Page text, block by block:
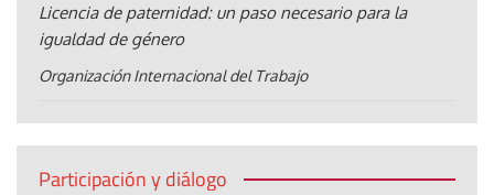
Licencia de paternidad: un paso necesario para la
igualdad de género
Organización Internacional del Trabajo
Participación y diálogo